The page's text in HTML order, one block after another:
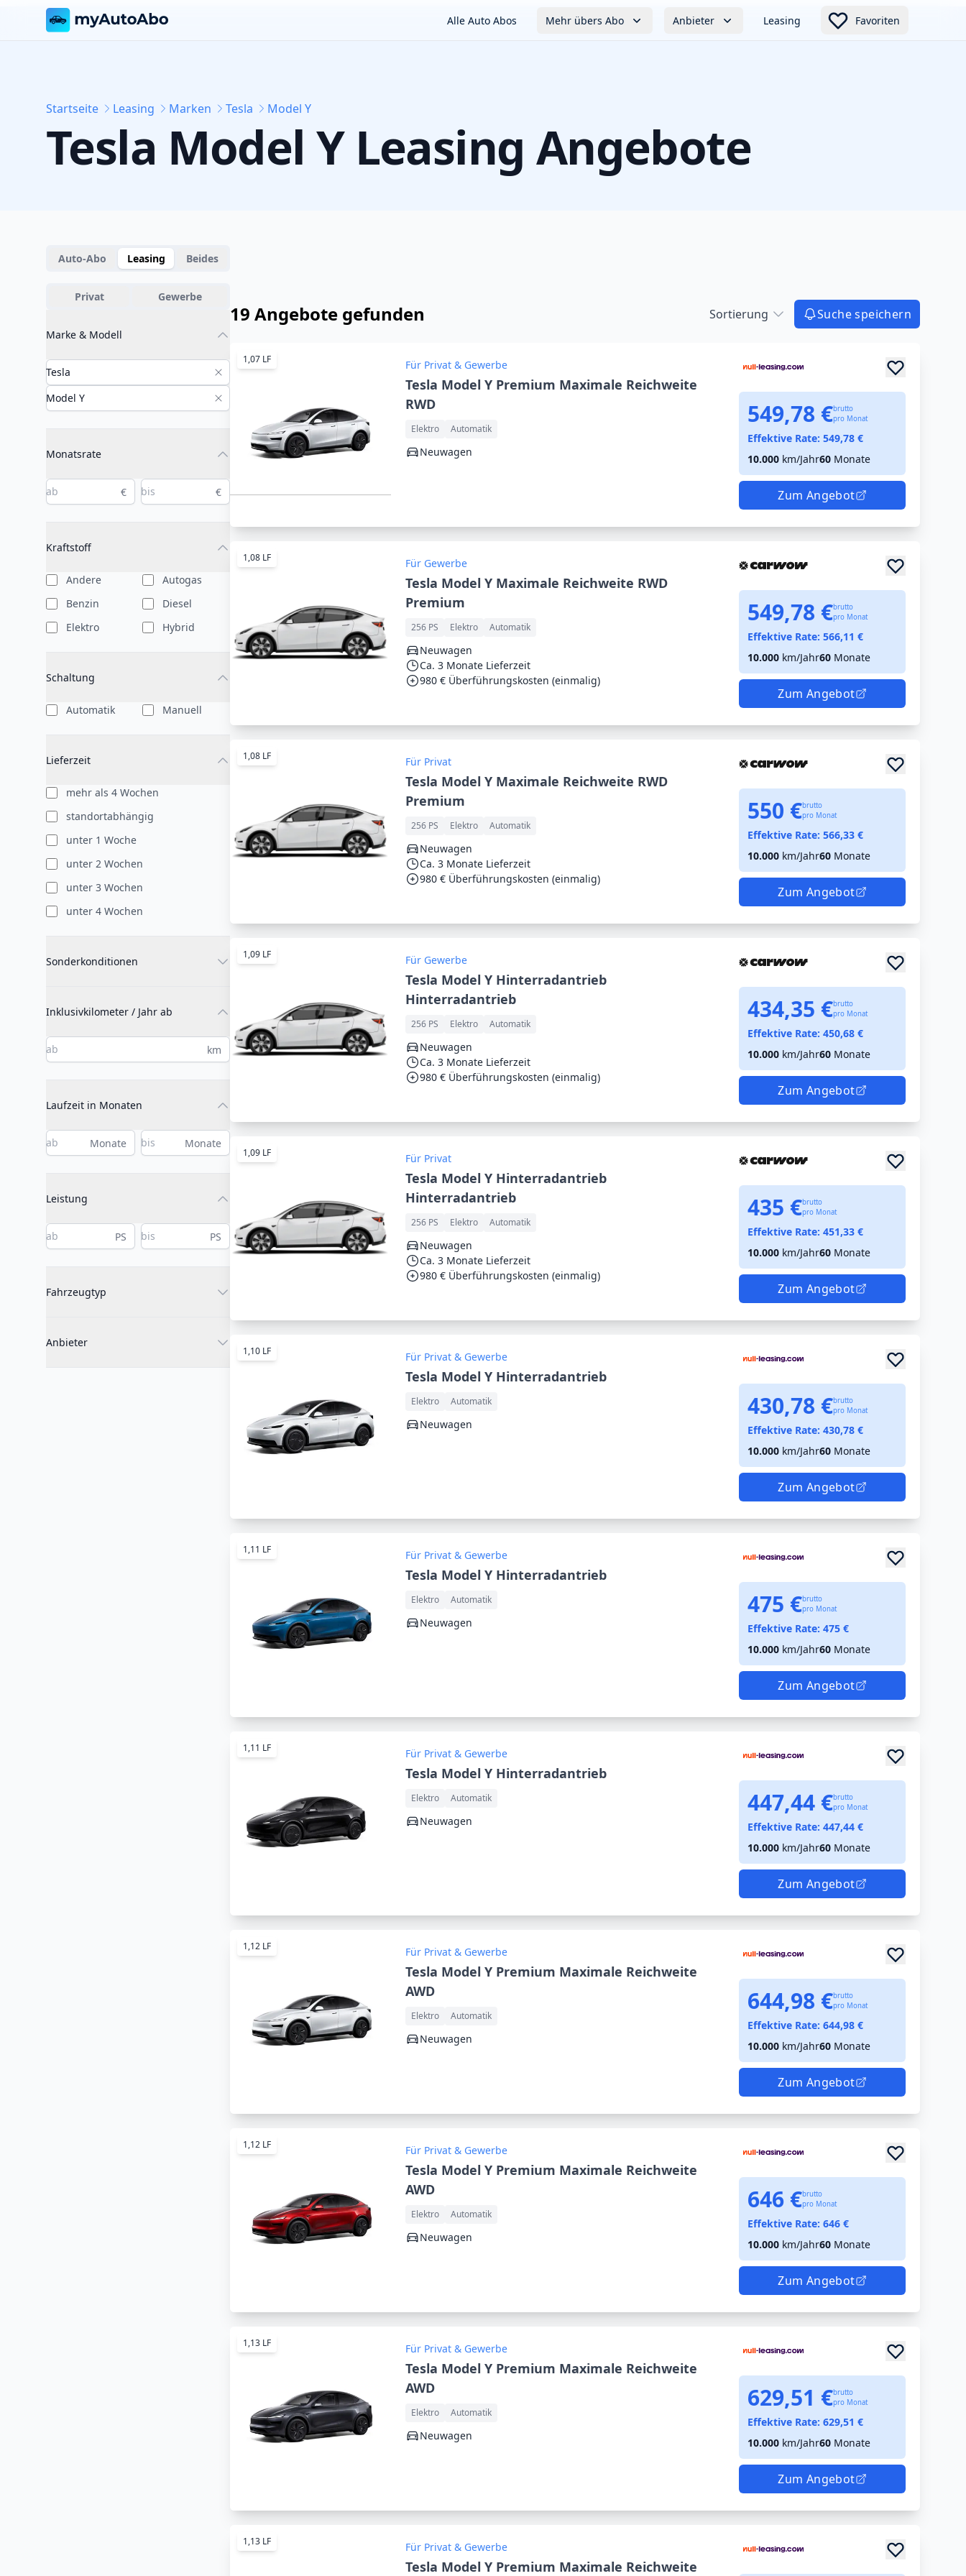
Alle Auto Abos Mehr übers Abo Anbieter Leasing Favoriten
Startseite Leasing Marken Tesla Model Y
Tesla Model YLeasing Angebote
Auto-Abo Leasing Beides
Privat Gewerbe
Marke & Modell
Monatsrate
€ €
Kraftstoff
Andere
Autogas
Benzin
Diesel
Elektro
Hybrid
Schaltung
Automatik Manuell
Lieferzeit
mehr als 4 Wochen
standortabhängig
unter 1 Woche
unter 2 Wochen
unter 3 Wochen
unter 4 Wochen
Sonderkonditionen
Inklusivkilometer / Jahr ab
km
Laufzeit in Monaten
Monate Monate
Leistung
PS PS
Fahrzeugtyp
Anbieter
19 Angebote gefunden Sortierung Suche speichern
1,07 LF Für Privat & Gewerbe
Tesla Model Y Premium Maximale Reichweite
RWD
Elektro Automatik
Neuwagen
549,78 €brutto
pro Monat
Effektive Rate: 549,78 €
10.000 km/Jahr60 Monate
Zum Angebot
1,08 LF Für Gewerbe
Tesla Model Y Maximale Reichweite RWD
Premium
256 PS Elektro Automatik
Neuwagen
Ca. 3 Monate Lieferzeit
980 € Überführungskosten (einmalig)
549,78 €brutto
pro Monat
Effektive Rate: 566,11 €
10.000 km/Jahr60 Monate
Zum Angebot
1,08 LF Für Privat
Tesla Model Y Maximale Reichweite RWD
Premium
256 PS Elektro Automatik
Neuwagen
Ca. 3 Monate Lieferzeit
980 € Überführungskosten (einmalig)
550 €brutto
pro Monat
Effektive Rate: 566,33 €
10.000 km/Jahr60 Monate
Zum Angebot
1,09 LF Für Gewerbe
Tesla Model Y Hinterradantrieb
Hinterradantrieb
256 PS Elektro Automatik
Neuwagen
Ca. 3 Monate Lieferzeit
980 € Überführungskosten (einmalig)
434,35 €brutto
pro Monat
Effektive Rate: 450,68 €
10.000 km/Jahr60 Monate
Zum Angebot
1,09 LF Für Privat
Tesla Model Y Hinterradantrieb
Hinterradantrieb
256 PS Elektro Automatik
Neuwagen
Ca. 3 Monate Lieferzeit
980 € Überführungskosten (einmalig)
435 €brutto
pro Monat
Effektive Rate: 451,33 €
10.000 km/Jahr60 Monate
Zum Angebot
1,10 LF Für Privat & Gewerbe
Tesla Model Y Hinterradantrieb
Elektro Automatik
Neuwagen
430,78 €brutto
pro Monat
Effektive Rate: 430,78 €
10.000 km/Jahr60 Monate
Zum Angebot
1,11 LF Für Privat & Gewerbe
Tesla Model Y Hinterradantrieb
Elektro Automatik
Neuwagen
475 €brutto
pro Monat
Effektive Rate: 475 €
10.000 km/Jahr60 Monate
Zum Angebot
1,11 LF Für Privat & Gewerbe
Tesla Model Y Hinterradantrieb
Elektro Automatik
Neuwagen
447,44 €brutto
pro Monat
Effektive Rate: 447,44 €
10.000 km/Jahr60 Monate
Zum Angebot
1,12 LF Für Privat & Gewerbe
Tesla Model Y Premium Maximale Reichweite
AWD
Elektro Automatik
Neuwagen
644,98 €brutto
pro Monat
Effektive Rate: 644,98 €
10.000 km/Jahr60 Monate
Zum Angebot
1,12 LF Für Privat & Gewerbe
Tesla Model Y Premium Maximale Reichweite
AWD
Elektro Automatik
Neuwagen
646 €brutto
pro Monat
Effektive Rate: 646 €
10.000 km/Jahr60 Monate
Zum Angebot
1,13 LF Für Privat & Gewerbe
Tesla Model Y Premium Maximale Reichweite
AWD
Elektro Automatik
Neuwagen
629,51 €brutto
pro Monat
Effektive Rate: 629,51 €
10.000 km/Jahr60 Monate
Zum Angebot
1,13 LF Für Privat & Gewerbe
Tesla Model Y Premium Maximale Reichweite